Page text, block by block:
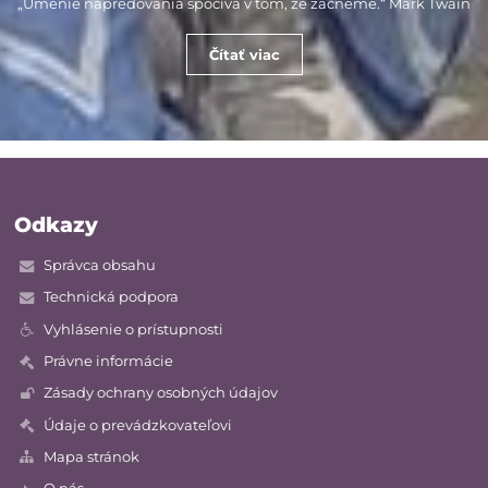
„Umenie napredovania spočíva v tom, že začneme.“ Mark Twain
Čítať viac
Odkazy
Správca obsahu
Technická podpora
Vyhlásenie o prístupnosti
Právne informácie
Zásady ochrany osobných údajov
Údaje o prevádzkovateľovi
Mapa stránok